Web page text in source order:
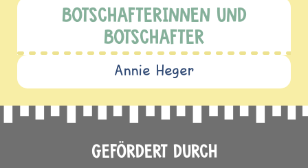
BOTSCHAFTERINNEN UND
BOTSCHAFTER
Annie Heger
GEFÖRDERT DURCH